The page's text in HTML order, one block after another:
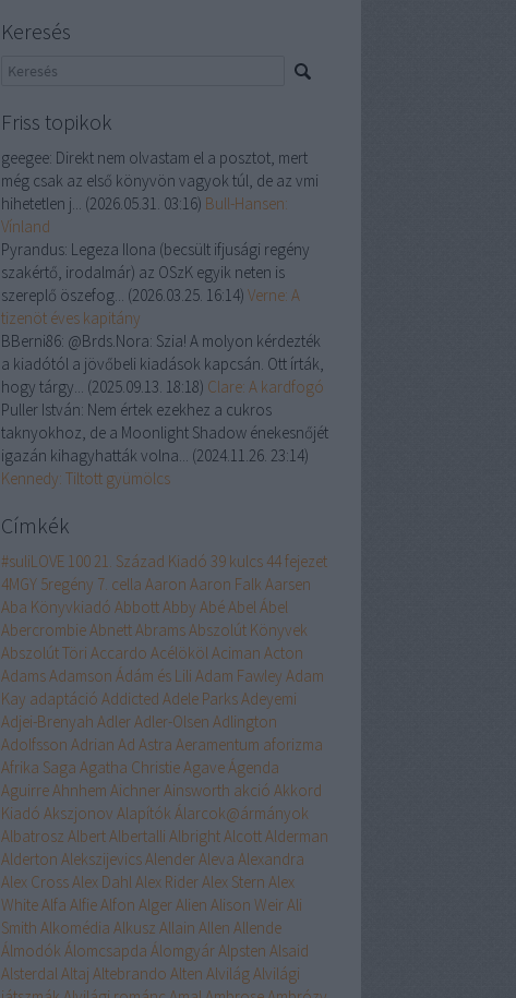
Keresés
Friss topikok
geegee: Direkt nem olvastam el a posztot, mert
még csak az első könyvön vagyok túl, de az vmi
hihetetlen j... (2026.05.31. 03:16) Bull-Hansen:
Vínland
Pyrandus: Legeza Ilona (becsült ifjusági regény
szakértő, irodalmár) az OSzK egyik neten is
szereplő öszefog... (2026.03.25. 16:14) Verne: A
tizenöt éves kapitány
BBerni86: @Brds.Nora: Szia! A molyon kérdezték
a kiadótól a jövőbeli kiadások kapcsán. Ott írták,
hogy tárgy... (2025.09.13. 18:18) Clare: A kardfogó
Puller István: Nem értek ezekhez a cukros
taknyokhoz, de a Moonlight Shadow énekesnőjét
igazán kihagyhatták volna... (2024.11.26. 23:14)
Kennedy: Tiltott gyümölcs
Címkék
#suliLOVE 100 21. Század Kiadó 39 kulcs 44 fejezet
4MGY 5regény 7. cella Aaron Aaron Falk Aarsen
Aba Könyvkiadó AbbottAbby AbéAbelÁbel
AbercrombieAbnettAbramsAbszolút Könyvek
Abszolút Töri Accardo AcélökölAciman Acton
AdamsAdamson Ádám és Lili Adam Fawley Adam
Kay adaptáció Addicted Adele ParksAdeyemi
Adjei-Brenyah AdlerAdler-Olsen Adlington
Adolfsson Adrian Ad Astra Aeramentum aforizma
Afrika Saga Agatha ChristieAgaveÁgenda
AguirreAhnhem AichnerAinsworth akció Akkord
Kiadó Akszjonov Alapítók Álarcok@ármányok
Albatrosz AlbertAlbertalli AlbrightAlcottAlderman
Alderton AlekszijevicsAlenderAleva Alexandra
Alex CrossAlex DahlAlex RiderAlex Stern Alex
WhiteAlfa AlfieAlfon AlgerAlien Alison WeirAli
Smith Alkomédia Alkusz Allain Allen Allende
Álmodók Álomcsapda ÁlomgyárAlpsten Alsaid
AlsterdalAltaj Altebrando Alten AlvilágAlvilági